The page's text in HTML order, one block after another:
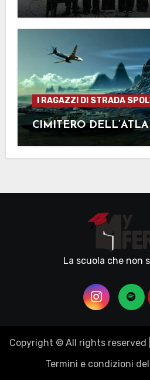
I RAGAZZI DI STRADA
CIMITERO
La scuola che non
Copyright © All rights reserved
Termini e condizioni del